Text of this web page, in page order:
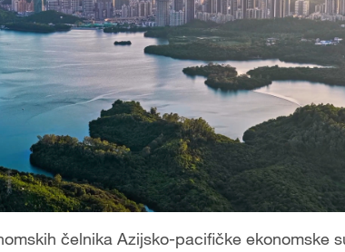
čelnika Azijsko-pacifičke ekonomske